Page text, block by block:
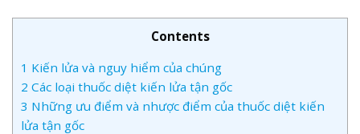
Contents
1 Kiến lửa và nguy hiểm của chúng
2 Các loại thuốc diệt kiến lửa tận gốc
3 Những ưu điểm và nhược điểm của thuốc diệt kiến
lửa tận gốc